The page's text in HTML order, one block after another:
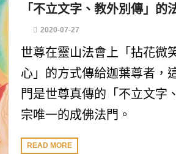
「不立文字、教外別傳」的
2020-07-27
世尊在靈山法會上「拈花微
心」的方式傳給迦葉尊者，
門是世尊真傳的「不立文字
宗唯一的成佛法門。
READ MORE